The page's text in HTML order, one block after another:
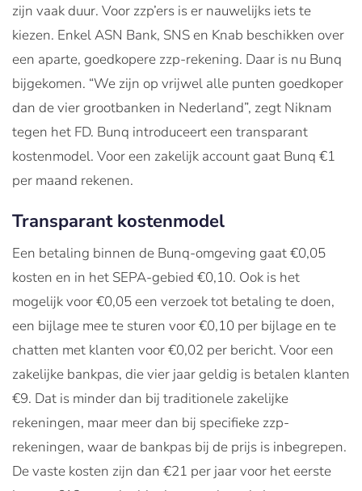
zijn vaak duur. Voor zzp’ers is er nauwelijks iets te
kiezen. Enkel ASN Bank, SNS en Knab beschikken over
een aparte, goedkopere zzp-rekening. Daar is nu Bunq
bijgekomen. “We zijn op vrijwel alle punten goedkoper
dan de vier grootbanken in Nederland”, zegt Niknam
tegen het FD. Bunq introduceert een transparant
kostenmodel. Voor een zakelijk account gaat Bunq €1
per maand rekenen.
Transparant kostenmodel
Een betaling binnen de Bunq-omgeving gaat €0,05
kosten en in het SEPA-gebied €0,10. Ook is het
mogelijk voor €0,05 een verzoek tot betaling te doen,
een bijlage mee te sturen voor €0,10 per bijlage en te
chatten met klanten voor €0,02 per bericht. Voor een
zakelijke bankpas, die vier jaar geldig is betalen klanten
€9. Dat is minder dan bij traditionele zakelijke
rekeningen, maar meer dan bij specifieke zzp-
rekeningen, waar de bankpas bij de prijs is inbegrepen.
De vaste kosten zijn dan €21 per jaar voor het eerste